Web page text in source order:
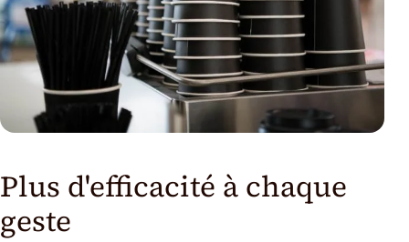
Plus d'efficacité à chaque
geste